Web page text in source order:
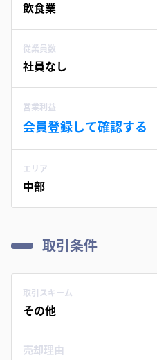
飲食業
従業員数
社員なし
営業利益
会員登録して確認する
エリア
中部
取引条件
取引スキーム
その他
売却理由